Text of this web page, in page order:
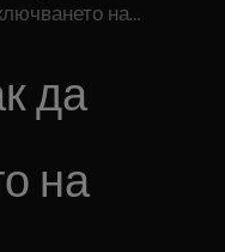
на
да
на